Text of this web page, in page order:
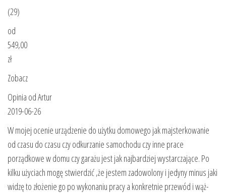
(29)
od
549,00
zł
Zobacz
Opinia od Artur
2019-06-26
W mojej ocenie urządzenie do użytku domowego jak majsterkowanie
od czasu do czasu czy odkurzanie samochodu czy inne prace
porządkowe w domu czy garażu jest jak najbardziej wystarczające. Po
kilku użyciach mogę stwierdzić ,że jestem zadowolony i jedyny minus jaki
widzę to złożenie go po wykonaniu pracy a konkretnie przewód i wąż-